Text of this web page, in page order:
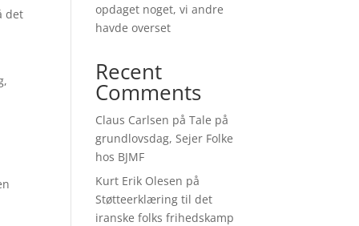
det
opdaget noget, vi andre
havde overset
Recent
Comments
Claus Carlsen påTale på
grundlovsdag, Sejer Folke
hos BJMF
Kurt Erik Olesen på
Støtteerklæring til det
iranske folks frihedskamp